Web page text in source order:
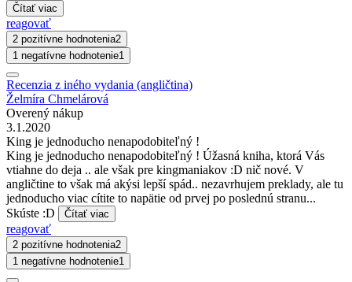
Čítať viac
reagovať
2 pozitívne hodnotenia2
1 negatívne hodnotenie1
Recenzia z iného vydania (angličtina)
Želmíra Chmelárová
Overený nákup
3.1.2020
King je jednoducho nenapodobiteľný !
King je jednoducho nenapodobiteľný ! Úžasná kniha, ktorá Vás
vtiahne do deja .. ale však pre kingmaniakov :D nič nové. V
angličtine to však má akýsi lepší spád.. nezavrhujem preklady, ale tu
jednoducho viac cítite to napätie od prvej po poslednú stranu...
Skúste :D
Čítať viac
reagovať
2 pozitívne hodnotenia2
1 negatívne hodnotenie1